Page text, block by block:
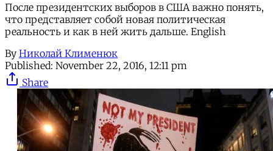
После президентских выборов в США важно понять,
что представляет собой новая политическая
реальность и как в ней жить дальше. English
By Николай Клименюк
Published: November 22, 2016, 12:11 pm
Share